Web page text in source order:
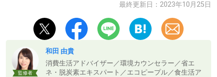
最終更新日： 2023年10月25日
監修者
和田 由貴
消費生活アドバイザー／環境カウンセラー／省エ
ネ・脱炭素エキスパート／エコピープル／食生活ア